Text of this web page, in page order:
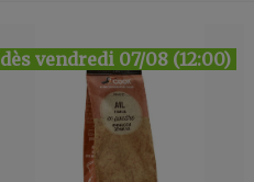
dès vendredi 07/08 (12:00)